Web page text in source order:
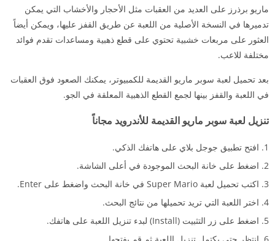
ماريو برذرز على العديد من العقبات مثل الأحجار والأخشاب التي يمكن
تدميرها في النسخة الأصلية من اللعبة عن طريق القفز عليها، ويمكن أيضاً
العثور على مربعات خشبية تحتوي على قطع ذهبية ومساعدات تقدم فوائد
مختلفة للاعب.
بعد تحميل لعبة سوبر ماريو القديمة للكمبيوتر، يمكنك الصعود فوق العقبات
في اللعبة والقفز بينها لجمع القطع الذهبية المعلقة في الجو.
تنزيل لعبة سوبر ماريو القديمة للأندرويد مجاناً
افتح تطبيق جوجل بلاي على هاتفك الذكي.
اضغط على خانة البحث الموجودة في أعلى الشاشة.
اكتب تحميل لعبة Super Mario في خانة البحث واضغط على Enter.
اختر اللعبة التي تريد تحميلها من نتائج البحث.
اضغط على زر التثبيت (Install) لبدء تنزيل اللعبة على هاتفك.
انتظر حتى يكتمل تنزيل اللعبة ثم قم بفتحها.